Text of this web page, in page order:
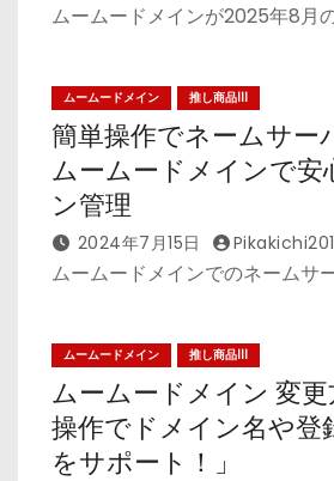
ムームードメインが2025年8月
ムームードメイン 推し商品III
簡単操作でネームサー
ムームードメインで安
ン管理
2024年7月15日
ムームードメインでのネームサ
ムームードメイン 推し商品III
ムームードメイン 変更
操作でドメイン名や登
をサポート！」